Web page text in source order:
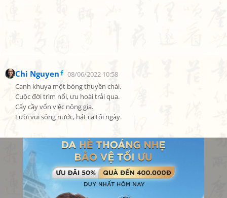
Chi Nguyen
08/06/2022 10:58
Canh khuya một bóng thuyền chài.
Cuộc đời trìm nổi, ưu hoài trải qua.
Cấy cầy vốn việc nông gia.
Lười vui sông nước, hát ca tối ngày.